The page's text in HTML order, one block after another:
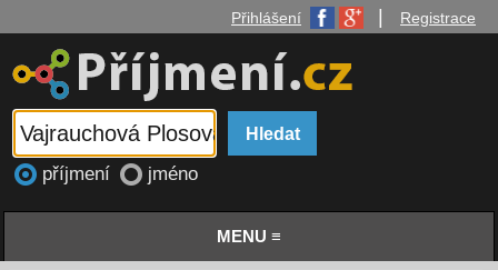
Přihlášení Registrace
příjmení jméno
MENU ≡